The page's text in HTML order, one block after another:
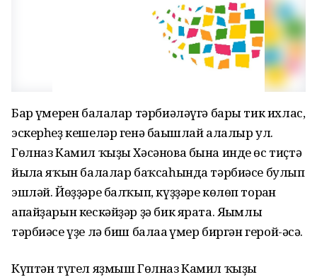
Бар ғүмерен балалар тәрбиәләүгә бары тик ихлас,
эскерһеҙ кешеләр генә бағышлай алалыр ул.
Гөлназ Камил ҡыҙы Хәсәнова бына инде өс тиҫтә
йылға яҡын балалар баҡсаһында тәрбиәсе булып
эшләй. Йөҙҙәре балҡып, күҙҙәре көлөп торған
апайҙарын кескәйҙәр ҙә бик ярата. Яғымлы
тәрбиәсе үҙе лә биш балаға ғүмер биргән герой-әсә.
Күптән түгел яҙмыш Гөлназ Камил ҡыҙы